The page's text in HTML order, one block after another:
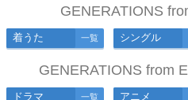
GENERATIONS
着うた 一覧 シングル
GENERATIONS from
ドラマ 一覧 アニメ